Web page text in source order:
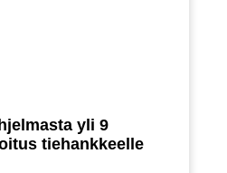
yli 9
tiehankkeelle